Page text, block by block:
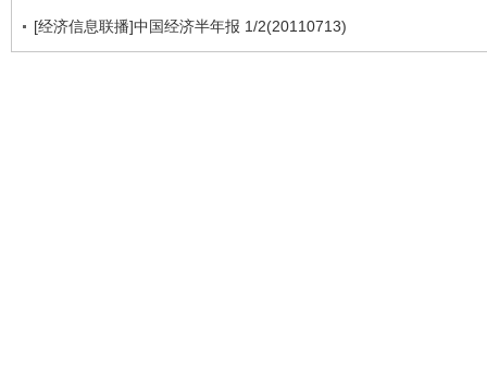
[经济信息联播]中国经济半年报 1/2(20110713)